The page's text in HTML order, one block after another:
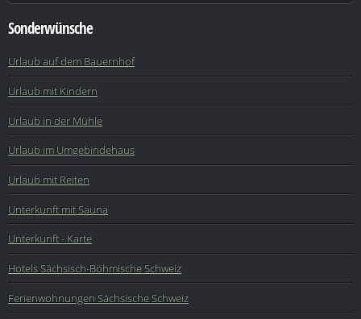
Sonderwünsche
Urlaub auf dem Bauernhof
Urlaub mit Kindern
Urlaub in der Mühle
Urlaub im Umgebindehaus
Urlaub mit Reiten
Unterkunft mit Sauna
Unterkunft - Karte
Hotels Sächsisch-Böhmische Schweiz
Ferienwohnungen Sächsische Schweiz